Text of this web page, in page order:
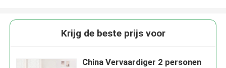
Krijg de beste prijs voor
China Vervaardiger 2 personen